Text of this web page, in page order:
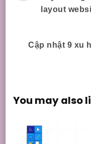
Navigation
layout
Cập nhật 9 xu
You may also